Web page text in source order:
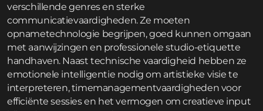
verschillende genres en sterke
communicatievaardigheden. Ze moeten
opnametechnologie begrijpen, goed kunnen omgaan
met aanwijzingen en professionele studio-etiquette
handhaven. Naast technische vaardigheid hebben ze
emotionele intelligentie nodig om artistieke visie te
interpreteren, timemanagementvaardigheden voor
efficiënte sessies en het vermogen om creatieve input